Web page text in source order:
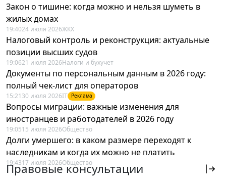
Закон о тишине: когда можно и нельзя шуметь в
жилых домах
19:4024 июля 2026ЖКХ
Налоговый контроль и реконструкция: актуальные
позиции высших судов
19:0621 июля 2026Налоги и бухучет
Документы по персональным данным в 2026 году:
полный чек-лист для операторов
15:21 30 июля 2026IT Реклама
Вопросы миграции: важные изменения для
иностранцев и работодателей в 2026 году
19:0515 июля 2026Общество
Долги умершего: в каком размере переходят к
наследникам и когда их можно не платить
19:4317 июля 2026Общество
Правовые консультации